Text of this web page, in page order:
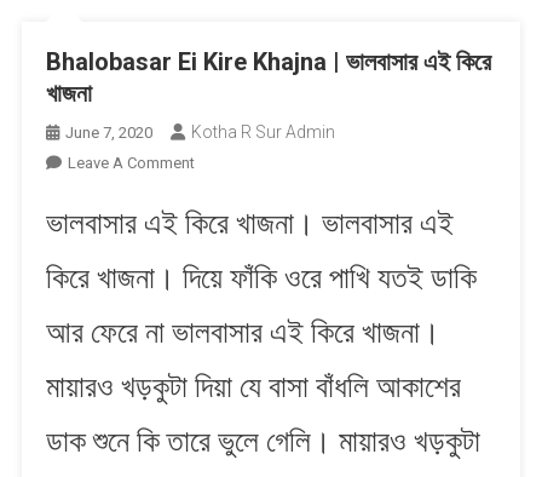
Bhalobasar Ei Kire Khajna | ভালবাসার এই কিরে
খাজনা
June 7, 2020 Kotha R Sur Admin
Leave A CommentOn
Ei
Khajna
ভালবাসার
কিরে
ভালবাসার এই কিরে খাজনা। ভালবাসার এই
কিরে খাজনা। দিয়ে ফাঁকি ওরে পাখি যতই ডাকি
আর ফেরে না ভালবাসার এই কিরে খাজনা।
মায়ারও খড়কুটা দিয়া যে বাসা বাঁধলি আকাশের
ডাক শুনে কি তারে ভুলে গেলি। মায়ারও খড়কুটা